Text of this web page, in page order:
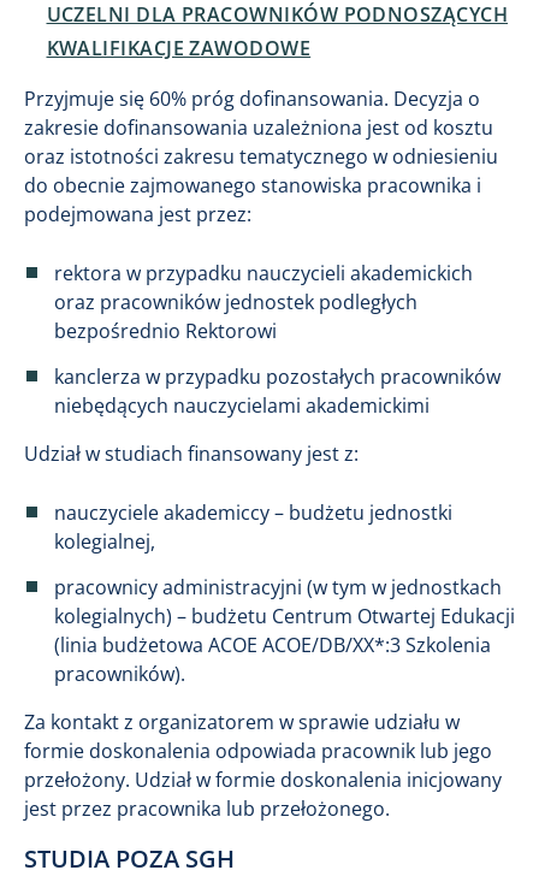
UCZELNI DLA PRACOWNIKÓW PODNOSZĄCYCH
KWALIFIKACJE ZAWODOWE
Przyjmuje się 60% próg dofinansowania. Decyzja o
zakresie dofinansowania uzależniona jest od kosztu
oraz istotności zakresu tematycznego w odniesieniu
do obecnie zajmowanego stanowiska pracownika i
podejmowana jest przez:
rektora w przypadku nauczycieli akademickich
oraz pracowników jednostek podległych
bezpośrednio Rektorowi
kanclerza w przypadku pozostałych pracowników
niebędących nauczycielami akademickimi
Udział w studiach finansowany jest z:
nauczyciele akademiccy – budżetu jednostki
kolegialnej,
pracownicy administracyjni (w tym w jednostkach
kolegialnych) – budżetu Centrum Otwartej Edukacji
(linia budżetowa ACOE ACOE/DB/XX*:3 Szkolenia
pracowników).
Za kontakt z organizatorem w sprawie udziału w
formie doskonalenia odpowiada pracownik lub jego
przełożony. Udział w formie doskonalenia inicjowany
jest przez pracownika lub przełożonego.
STUDIA POZA SGH